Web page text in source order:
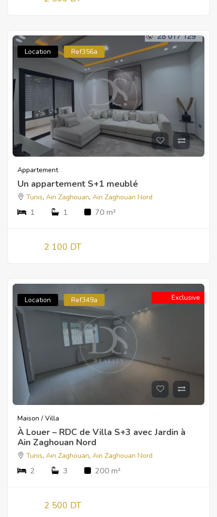
Location Ref356a
Appartement
Un appartement S+1 meublé
Tunis, Ain Zaghouan, Ain Zaghouan Nord
1 1 70 m²
2 100 DT
Location Ref349a Exclusive
Maison / Villa
À Louer – RDC de Villa S+3 avec Jardin à
Ain Zaghouan Nord
Tunis, Ain Zaghouan, Ain Zaghouan Nord
2 3 200 m²
2 500 DT